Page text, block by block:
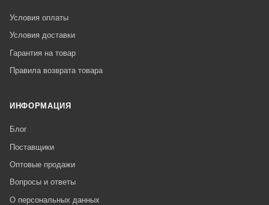
Условия оплаты
Условия доставки
Гарантия на товар
Правила возврата товара
ИНФОРМАЦИЯ
Блог
Поставщики
Оптовые продажи
Вопросы и ответы
О персональных данных